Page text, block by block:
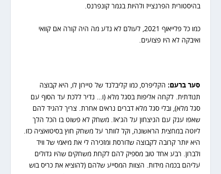
בהיסטורית הפרנצייז ולהיות בגמר קונפרנס.
כמו כל פלייאוף 2021, לעולם לא נדע מה היה קורה אם קוואי
ואיבקה לא היו פצועים.
סער ברעם: הקליפרס, כמו קליבלנד של טיירון לו, היא קבוצה
תנודתית. לקחה אליפות בסגל מלא (ו… נדיר ללכת עד הסוף עם
סגל מלא), ובלי סגל מלא דברים נראים אחרת. צריך להגיד להם
שאפו ענק עם הניצחון על הג'אז. משחק לא פשוט בו הכל הלך
ליוטה במחצית הראשונה, וקל לוותר על משחק חוץ בסיטואציה כזו.
היא יותר קרובה לקבוצה שדורסת ומזכירה לי את מיאמי של וויד
ולברון. רבע אחד טוב מספיק להם לקחת משחקים שהיו גדולים
עליהם בכמה מידות. הצוות המסייע שלהם (להוציא את כריס בוש